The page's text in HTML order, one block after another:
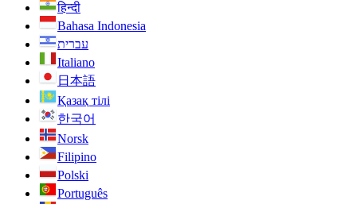
हिन्दी
Bahasa Indonesia
עברית
Italiano
日本語
Қазақ тілі
한국어
Norsk
Filipino
Polski
Português